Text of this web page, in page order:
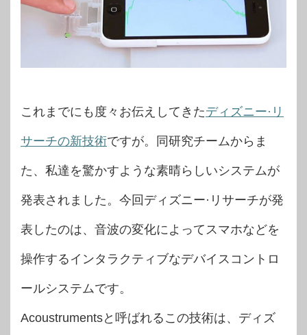
これまでにも度々お伝えしてきたディズニー·リ
サーチの新技術ですが。同研究チームからま
た、私達を驚かすような素晴らしいシステムが
発表されました。今回ディズニー·リサーチが発
表したのは、音波の変化によってスマホなどを
操作するインタラクティブなデバイスコントロ
ールシステムです。
Acoustrumentsと呼ばれるこの技術は、ディズ